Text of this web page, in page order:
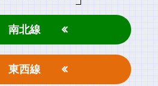
南北線
東西線